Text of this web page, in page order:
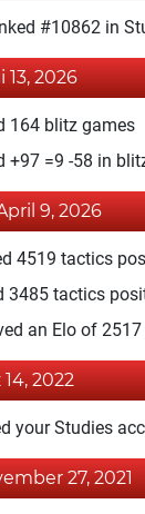
#10862 in
2026
164 blitz games
+97 =9 -58 in
9, 2026
4519 tactics
3485 tactics
an Elo of
2022
your Studies
27, 2021